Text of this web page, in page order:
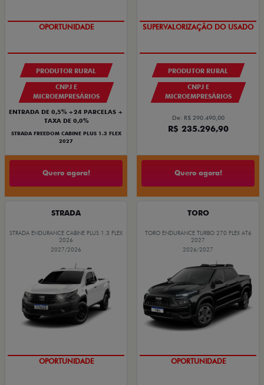
TAXA 0,99%
PRODUTOR RURAL
CNPJ E
MICROEMPRESÁRIOS
ENTRADA DE 0,5% +24 PARCELAS +
TAXA DE 0,0%
STRADA FREEDOM CABINE PLUS 1.3 FLEX
2027
Quero agora!
PRODUTOR RURAL
CNPJ E
MICROEMPRESÁRIOS
De: R$ 290.490,00
R$ 235.296,90
Quero agora!
STRADA
STRADA ENDURANCE CABINE PLUS 1.3 FLEX
2026
2027/2026
TORO
TORO ENDURANCE TURBO 270 FLEX AT6
2027
2026/2027
GRANDE CHANCE FIAT